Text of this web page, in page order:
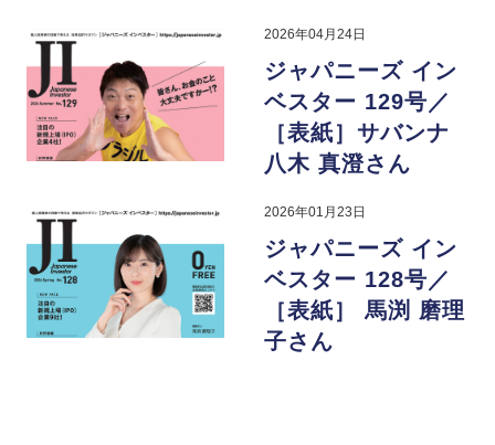
2026年04月24日
ジャパニーズ イン
ベスター 129号／
［表紙］サバンナ
八木 真澄さん
2026年01月23日
ジャパニーズ イン
ベスター 128号／
［表紙］ 馬渕 磨理
子さん